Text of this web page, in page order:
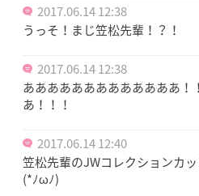
2017.06.14 12:38
うっそ！まじ笠松先輩！？！
2017.06.14 12:38
あああああああああああああ！
あ！！！
2017.06.14 12:40
笠松先輩のJWコレクションカ
(*ﾉωﾉ)